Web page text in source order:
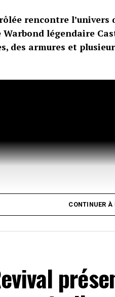
rencontre l’univers
Warbond légendaire
des armures et
CONTINUER À